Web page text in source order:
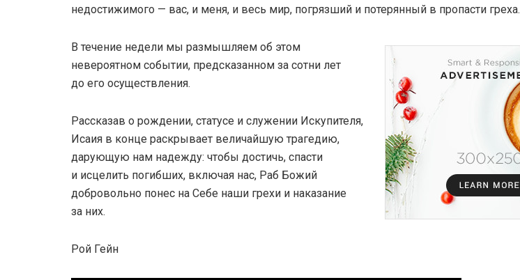
недостижимого — вас, и меня, и весь мир, погрязший и потерянный в пропасти греха.
В течение недели мы размышляем об этом
невероятном событии, предсказанном за сотни лет
до его осуществления.
Рассказав о рождении, статусе и служении Искупителя,
Исаия в конце раскрывает величайшую трагедию,
дарующую нам надежду: чтобы достичь, спасти
и исцелить погибших, включая нас, Раб Божий
добровольно понес на Себе наши грехи и наказание
за них.
Рой Гейн